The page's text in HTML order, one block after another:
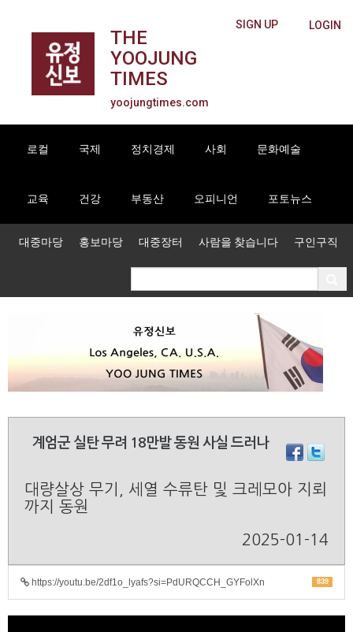
LOGIN
SIGN UP
THE
YOOJUNG
TIMES
yoojungtimes.com
로컬 국제 정치경제 사회 문화예술
교육 건강 부동산 오피니언 포토뉴스
대중마당 홍보마당 대중장터 사람을 찾습니다 구인구직
계엄군 실탄 무려 18만발 동원 사실 드러나
대량살상 무기, 세열 수류탄 및 크레모아 지뢰
까지 동원
2025-01-14
839
https://youtu.be/2df1o_lyafs?si=PdURQCCH_GYFolXn